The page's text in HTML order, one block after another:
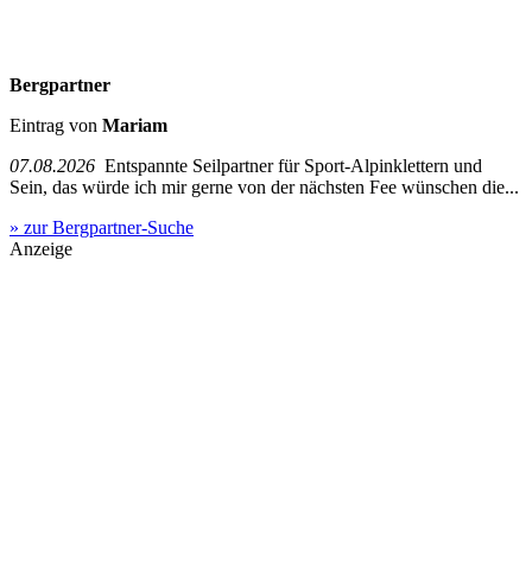
Bergpartner
Eintrag von Mariam
07.08.2026 Entspannte Seilpartner für Sport-Alpinklettern und
Sein, das würde ich mir gerne von der nächsten Fee wünschen die...
» zur Bergpartner-Suche
Anzeige